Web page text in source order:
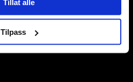
Tillat alle
Tilpass